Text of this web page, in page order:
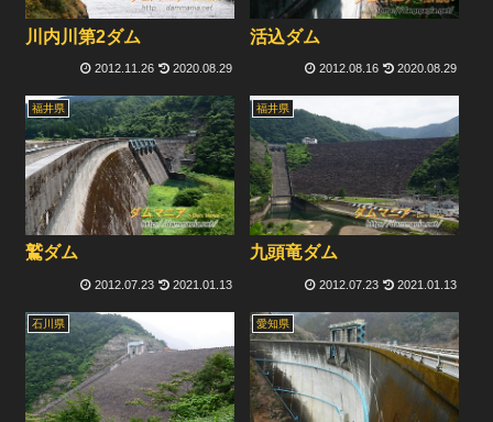
川内川第2ダム
2012.11.26 2020.08.29
活込ダム
2012.08.16 2020.08.29
福井県
鷲ダム
2012.07.23 2021.01.13
福井県
九頭竜ダム
2012.07.23 2021.01.13
石川県 愛知県